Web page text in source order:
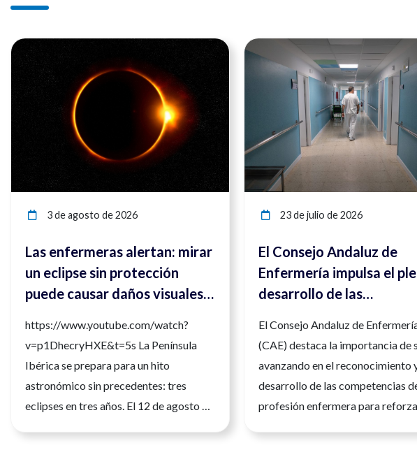
3 de agosto de 2026
Las enfermeras alertan: mirar
un eclipse sin protección
puede causar daños visuales
https://www.youtube.com/watch?
v=p1DhecryHXE&t=5s La Península
Ibérica se prepara para un hito
astronómico sin precedentes: tres
eclipses en tres años. El 12 de agosto de
Ver noticia
23 de julio de 2026
El Consejo Andaluz de
Enfermería impulsa el
desarrollo de las
para reforzar la
la calidad asistencial
El Consejo Andaluz de
(CAE) destaca la importancia de
avanzando en el reconocimiento
desarrollo de las competencias
profesión enfermera para